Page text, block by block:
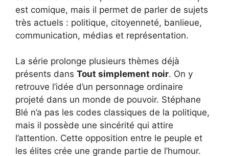
est comique, mais il permet de parler de sujets
très actuels : politique, citoyenneté, banlieue,
communication, médias et représentation.
La série prolonge plusieurs thèmes déjà
présents dans Tout simplement noir. On y
retrouve l’idée d’un personnage ordinaire
projeté dans un monde de pouvoir. Stéphane
Blé n’a pas les codes classiques de la politique,
mais il possède une sincérité qui attire
l’attention. Cette opposition entre le peuple et
les élites crée une grande partie de l’humour.